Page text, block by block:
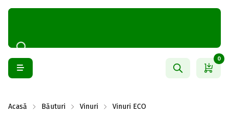
0
Acasă Băuturi Vinuri Vinuri ECO